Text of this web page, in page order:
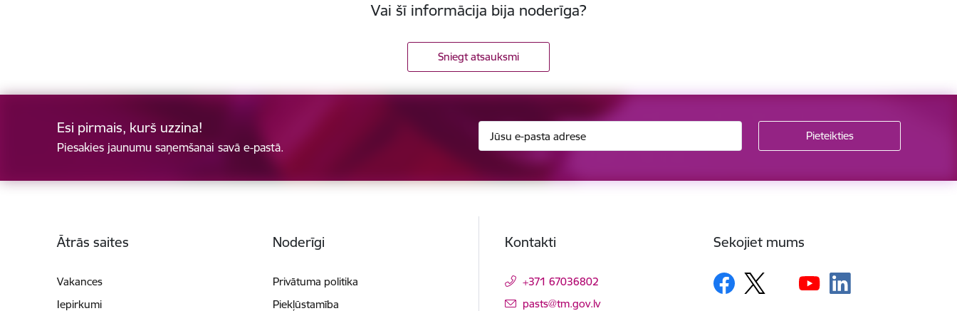
Vai šī informācija bija noderīga?
Sniegt atsauksmi
Esi pirmais, kurš uzzina!
Piesakies jaunumu saņemšanai savā e-pastā.
Ātrās saites
Vakances
Iepirkumi
Noderīgi
Privātuma politika
Piekļūstamība
Kontakti
+371 67036802
E-pasts:
pasts@tm.gov.lv
Sekojiet mums